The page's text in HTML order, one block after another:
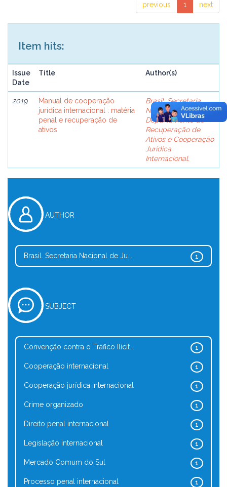
previous 1 next
Item hits:
Issue
Date
Title Author(s)
2019
Manual de cooperação
jurídica internacional : matéria
penal e recuperação de
ativos
Brasil. Secretaria
Nacional de Justiça.
Departamento de
Recuperação de
Ativos e Cooperação
Jurídica
Internacional.
AUTHOR
1
Brasil. Secretaria Nacional de Ju...
SUBJECT
1
Convenção contra o Tráfico Ilícit...
1
Cooperação internacional
1
Cooperação jurídica internacional
1
Crime organizado
1
Direito penal internacional
1
Legislação internacional
1
Mercado Comum do Sul
1
Processo penal internacional